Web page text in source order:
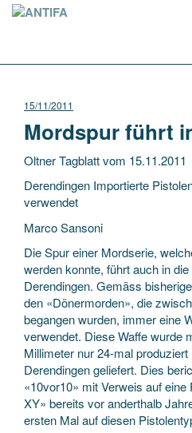
15/11/2011
Mordspur führt
Oltner Tagblatt vom 15.11.2011
Derendingen Importierte
verwendet
Marco Sansoni
Die Spur einer Mordserie,
werden konnte, führt auch in
Derendingen. Gemäss
den «Dönermorden», die
begangen wurden, immer eine
verwendet. Diese Waffe wurde
Millimeter nur 24-mal
Derendingen geliefert. Dies
«10vor10» mit Verweis auf
XY» bereits vor anderthalb
ersten Mal auf diesen